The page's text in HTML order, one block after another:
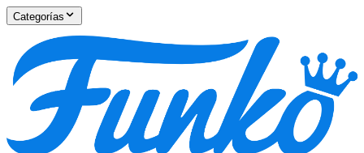
Categorías